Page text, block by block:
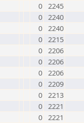
0 2245
0 2240
0 2240
0 2215
0 2206
0 2206
0 2206
0 2209
0 2213
0 2221
0 2221